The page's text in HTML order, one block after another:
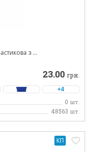
з ...
23.00 грн.
+4
0 шт.
48563 шт.
КП